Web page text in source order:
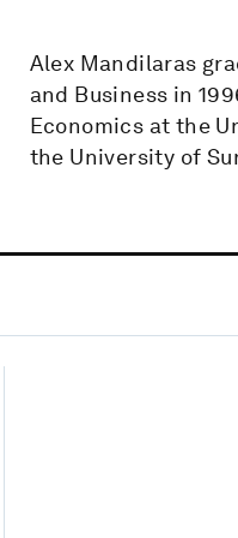
Alex Mandilaras
and Business in
Economics at the
the University of